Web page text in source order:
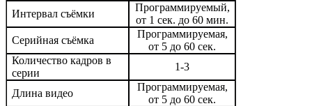
Интервал съёмки
Программируемый,
от 1 сек. до 60 мин.
Серийная съёмка
Программируемая,
от 5 до 60 сек.
Количество кадров в
серии
1-3
Длина видео
Программируемая,
от 5 до 60 сек.